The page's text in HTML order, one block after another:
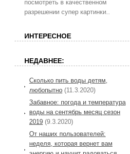
посмотреть в качественном
разрешении супер картинки..
ИНТЕРЕСНОЕ
НЕДАВНЕЕ:
Сколько пить воды детям,
любопытно (11.3.2020)
Забавное: погода и температура
воды на сентябрь месяц сезон
2019 (9.3.2020)
От наших пользователей:
неделя, которая вернет вам